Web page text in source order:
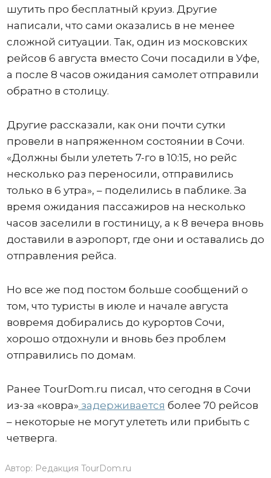
шутить про бесплатный круиз. Другие
написали, что сами оказались в не менее
сложной ситуации. Так, один из московских
рейсов 6 августа вместо Сочи посадили в Уфе,
а после 8 часов ожидания самолет отправили
обратно в столицу.
Другие рассказали, как они почти сутки
провели в напряженном состоянии в Сочи.
«Должны были улететь 7-го в 10:15, но рейс
несколько раз переносили, отправились
только в 6 утра», – поделились в паблике. За
время ожидания пассажиров на несколько
часов заселили в гостиницу, а к 8 вечера вновь
доставили в аэропорт, где они и оставались до
отправления рейса.
Но все же под постом больше сообщений о
том, что туристы в июле и начале августа
вовремя добирались до курортов Сочи,
хорошо отдохнули и вновь без проблем
отправились по домам.
Ранее TourDom.ru писал, что сегодня в Сочи
из-за «ковра» задерживается более 70 рейсов
– некоторые не могут улететь или прибыть с
четверга.
Автор: Редакция TourDom.ru